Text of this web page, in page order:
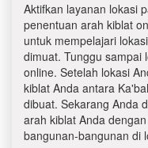
Aktifkan layanan lokasi
penentuan arah kiblat
untuk mempelajari
dimuat. Tunggu sampai
online. Setelah lokasi
kiblat Anda antara
dibuat. Sekarang Anda
arah kiblat Anda
bangunan-bangunan di